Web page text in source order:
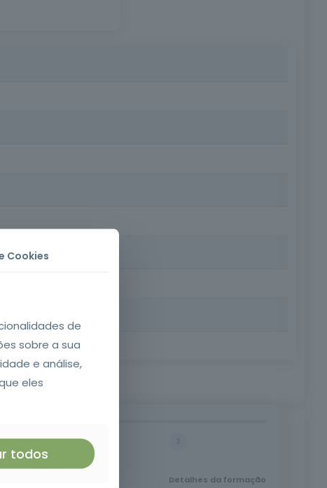
| Requisitos: Idade mínima de 18 anos,
Detalhes da formação
Cookies
de
sobre a sua
e análise,
eles
todos